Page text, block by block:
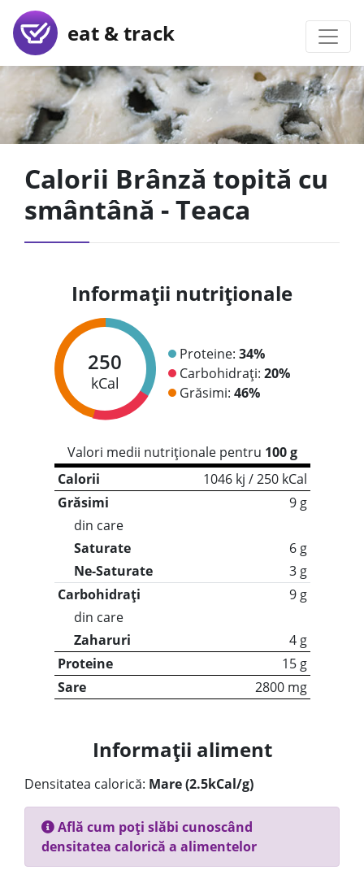
eat & track
Calorii Brânză topită cu
smântână - Teaca
Informații nutriționale
250
kCal
Proteine: 34%
Carbohidrați: 20%
Grăsimi: 46%
Valori medii nutriționale pentru 100 g
Calorii
1046 kj / 250 kCal
Grăsimi
9 g
din care
Saturate
6 g
Ne-Saturate
3 g
Carbohidrați
9 g
din care
Zaharuri
4 g
Proteine
15 g
Sare
2800 mg
Informații aliment
Densitatea calorică: Mare (2.5kCal/g)
Află cum poți slăbi cunoscând
densitatea calorică a alimentelor